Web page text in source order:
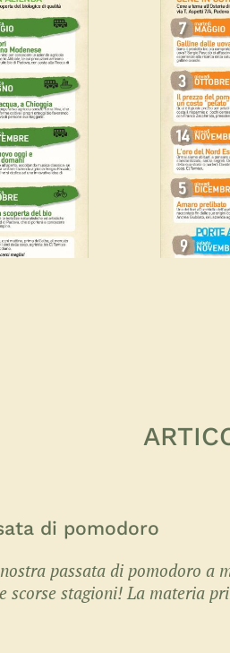
di pomodoro
passata di pomodoro a
scorse stagioni! La materia